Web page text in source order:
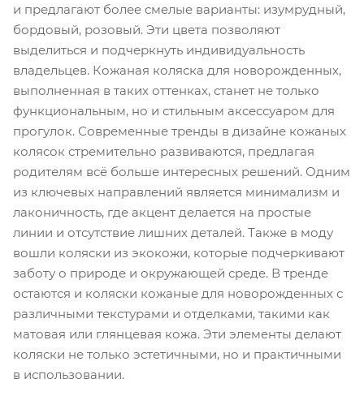
и предлагают более смелые варианты: изумрудный,
бордовый, розовый. Эти цвета позволяют
выделиться и подчеркнуть индивидуальность
владельцев. Кожаная коляска для новорожденных,
выполненная в таких оттенках, станет не только
функциональным, но и стильным аксессуаром для
прогулок. Современные тренды в дизайне кожаных
колясок стремительно развиваются, предлагая
родителям всё больше интересных решений. Одним
из ключевых направлений является минимализм и
лаконичность, где акцент делается на простые
линии и отсутствие лишних деталей. Также в моду
вошли коляски из экокожи, которые подчеркивают
заботу о природе и окружающей среде. В тренде
остаются и коляски кожаные для новорожденных с
различными текстурами и отделками, такими как
матовая или глянцевая кожа. Эти элементы делают
коляски не только эстетичными, но и практичными
в использовании.